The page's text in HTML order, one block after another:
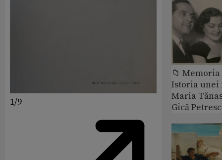
1/9
📁
Istoria
Maria
Gică